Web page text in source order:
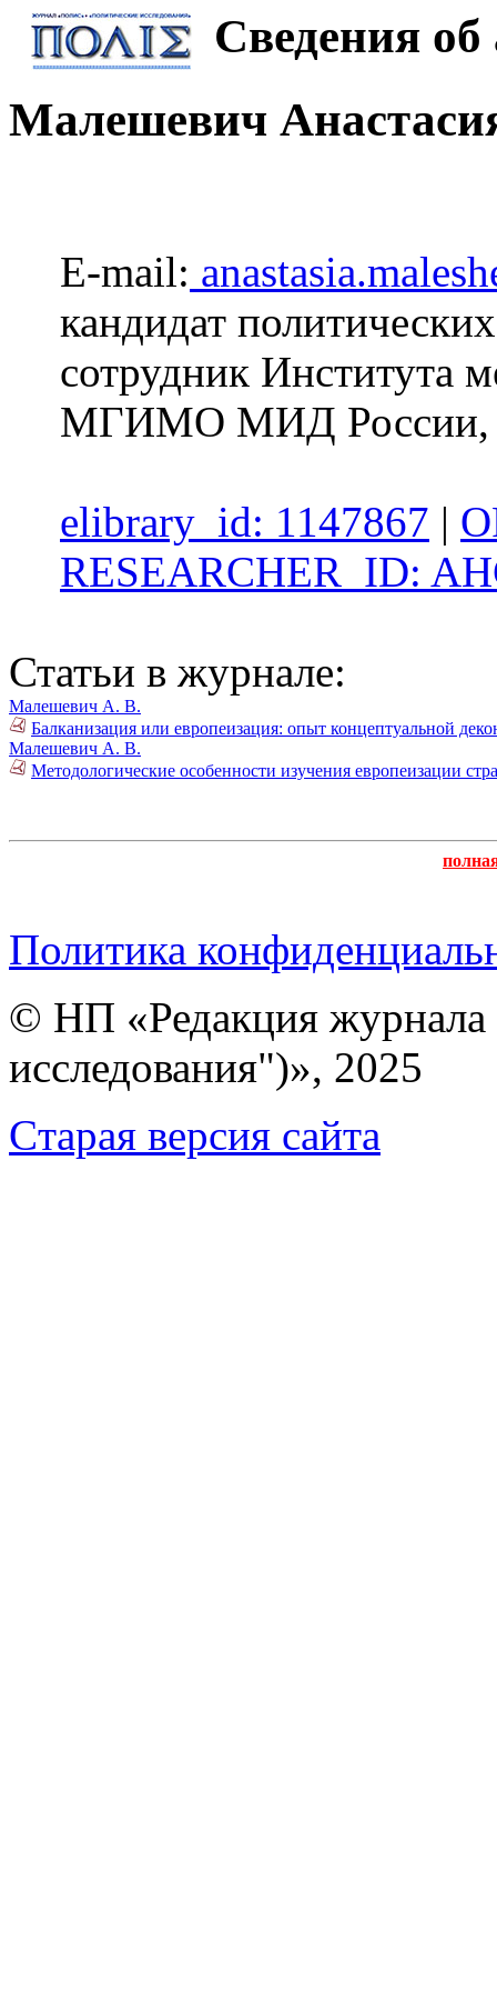
Сведения об
Малешевич
E-mail:
кандидат
сотрудник Института
МГИМО МИД России,
elibrary_id: 1147867 |
RESEARCHER_ID:
Статьи в журнале:
Малешевич А. В.
Балканизация или европеизация: опыт концептуальной
Малешевич А. В.
Методологические особенности изучения европеизации
Политика
© НП «Редакция
исследования")», 2025
Cтарая версия сайта